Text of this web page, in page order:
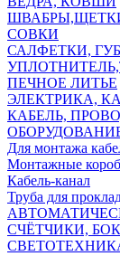
СОВКИ
САЛФЕТКИ,
ПЕЧНОЕ ЛИТЬЕ
ЭЛЕКТРИКА,
КАБЕЛЬ,
Для монтажа
Монтажные
Кабель-канал
Труба для
СЧЁТЧИКИ,